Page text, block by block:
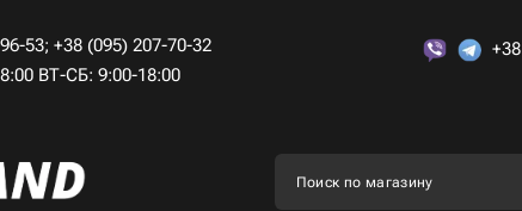
53; +38 (095) 207-70-32
ВТ-СБ: 9:00-18:00